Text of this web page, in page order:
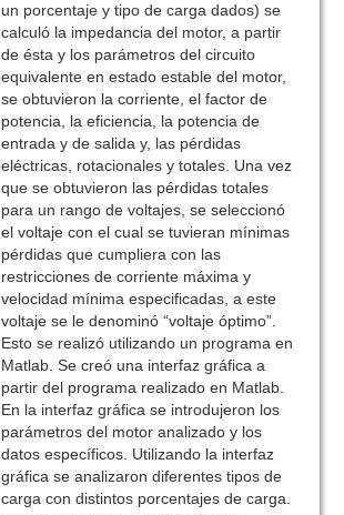
un porcentaje y tipo de carga dados) se
calculó la impedancia del motor, a partir
de ésta y los parámetros del circuito
equivalente en estado estable del motor,
se obtuvieron la corriente, el factor de
potencia, la eficiencia, la potencia de
entrada y de salida y, las pérdidas
eléctricas, rotacionales y totales. Una vez
que se obtuvieron las pérdidas totales
para un rango de voltajes, se seleccionó
el voltaje con el cual se tuvieran mínimas
pérdidas que cumpliera con las
restricciones de corriente máxima y
velocidad mínima especificadas, a este
voltaje se le denominó “voltaje óptimo”.
Esto se realizó utilizando un programa en
Matlab. Se creó una interfaz gráfica a
partir del programa realizado en Matlab.
En la interfaz gráfica se introdujeron los
parámetros del motor analizado y los
datos específicos. Utilizando la interfaz
gráfica se analizaron diferentes tipos de
carga con distintos porcentajes de carga.